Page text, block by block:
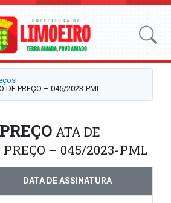
DE PREÇO – 045/2023-PML
ATA DE
PREÇO – 045/2023-PML
DATA DE ASSINATURA